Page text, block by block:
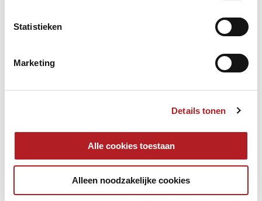
Statistieken
Marketing
Details tonen
Alle cookies toestaan
Alleen noodzakelijke cookies